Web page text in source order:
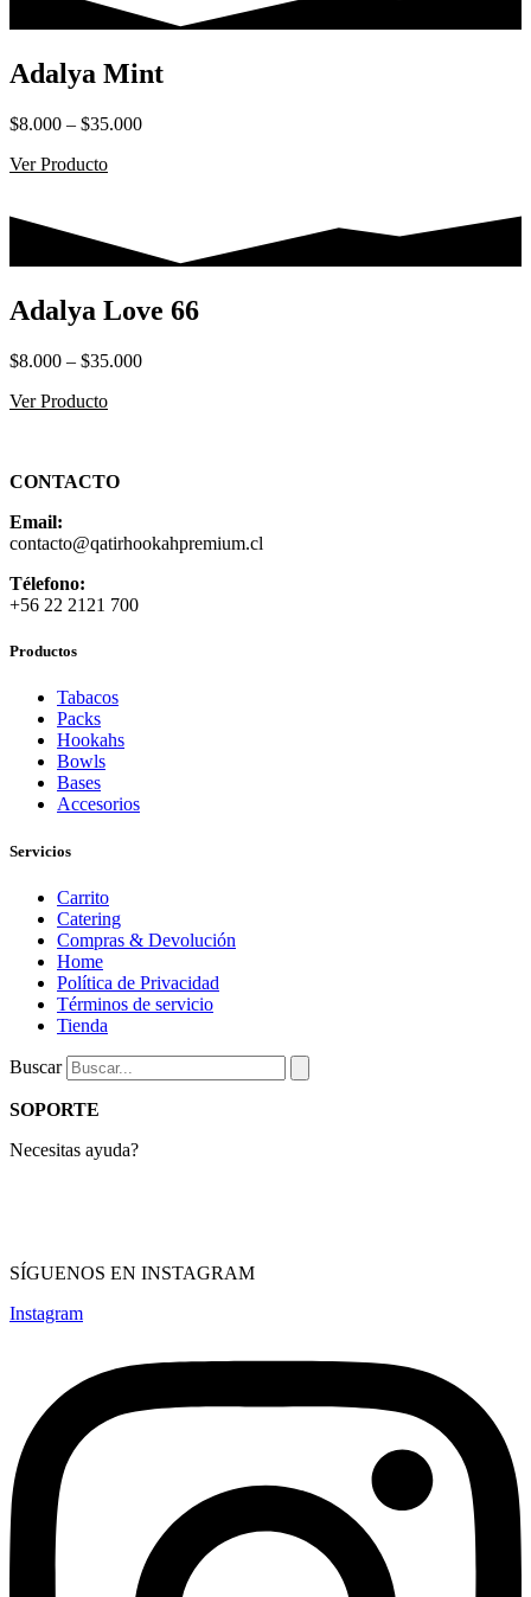
$35.000
Adalya Mint
$8.000 – $35.000Rango
$35.000
Ver Producto
Adalya Love 66
$8.000 – $35.000Rango
Ver Producto
CONTACTO
Email:
contacto@qatirhookahpremium.cl
Télefono:
+56 22 2121 700
Productos
Tabacos
Packs
Hookahs
Bowls
Bases
Accesorios
Servicios
Carrito
Catering
Compras & Devolución
Home
Política de Privacidad
Términos de servicio
Tienda
Buscar
SOPORTE
Necesitas ayuda?
SÍGUENOS EN INSTAGRAM
Instagram